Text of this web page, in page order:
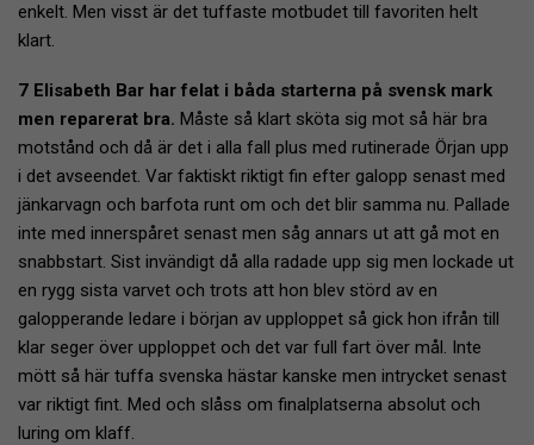
enkelt. Men visst är det tuffaste motbudet till favoriten helt
klart.
7 Elisabeth Bar har felat i båda starterna på svensk mark
men reparerat bra. Måste så klart sköta sig mot så här bra
motstånd och då är det i alla fall plus med rutinerade Örjan upp
i det avseendet. Var faktiskt riktigt fin efter galopp senast med
jänkarvagn och barfota runt om och det blir samma nu. Pallade
inte med innerspåret senast men såg annars ut att gå mot en
snabbstart. Sist invändigt då alla radade upp sig men lockade ut
en rygg sista varvet och trots att hon blev störd av en
galopperande ledare i början av upploppet så gick hon ifrån till
klar seger över upploppet och det var full fart över mål. Inte
mött så här tuffa svenska hästar kanske men intrycket senast
var riktigt fint. Med och slåss om finalplatserna absolut och
luring om klaff.